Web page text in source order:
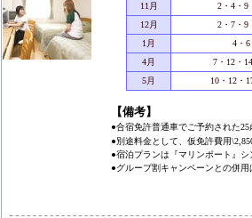
11月
2・4・9
12月
2・7・9
1月
4・6
4月
7・12・
5月
10・12・
【備考】
●合宿免許普通車でご予約された
●別途料金として、仮免許費用
●宿泊プランは『マリンポート』
●グループ割キャンペーンとの併